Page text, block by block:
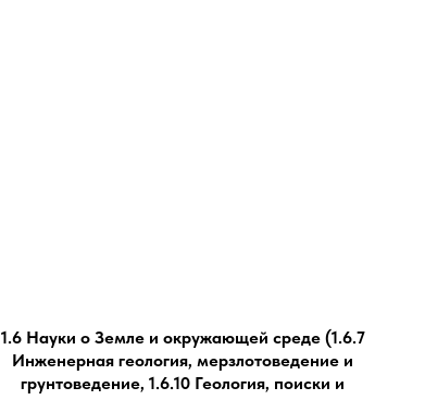
1.6 Науки о Земле и окружающей среде (1.6.7
Инженерная геология, мерзлотоведение и
грунтоведение, 1.6.10 Геология, поиски и